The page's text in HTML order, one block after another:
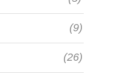
(9)
(26)